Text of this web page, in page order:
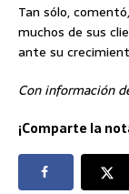
Tan sólo,
muchos de sus
ante su
Con información
¡Comparte la